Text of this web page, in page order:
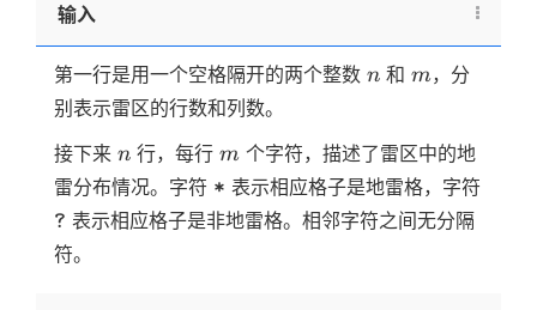
输入
第一行是用一个空格隔开的两个整数 n
n 和 m
m，分
别表示雷区的行数和列数。
接下来 n
n 行，每行 m
m 个字符，描述了雷区中的地
雷分布情况。字符 \texttt{*}
* 表示相应格子是地雷格，字符
\texttt{?}
? 表示相应格子是非地雷格。相邻字符之间无分隔
符。